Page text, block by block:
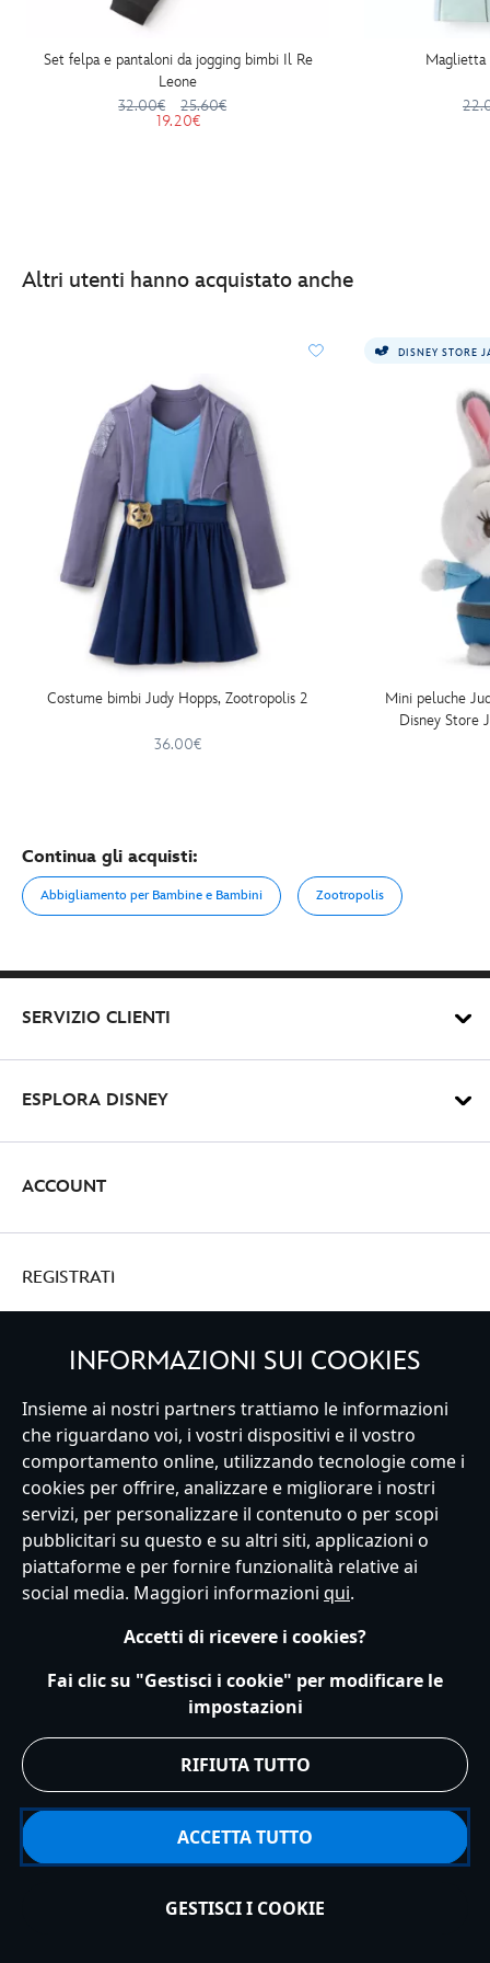
Aggiungi al carrello
Set felpa e pantaloni da jogging bimbi Il Re
Leone
32.00€
25.60€
19.20€
Maglietta
Altri utenti hanno acquistato anche
Costume bimbi Judy Hopps, Zootropolis 2
36.00€
DISNEY STORE
Mini peluche
Disney Store
Continua gli acquisti:
Abbigliamento per Bambine e Bambini Zootropolis
SERVIZIO CLIENTI
ESPLORA DISNEY
ACCOUNT
REGISTRATI
Italy
Servizio Clienti Termini d'Uso Trova Negozio
Mappa del Sito
Normativa Europea sul trattamento dei dati personali
Informativa sulla privacy
Politica dei Cookie
Informativa sulla privacy UE
Termini e Condizioni generali
Gestisci le impostazioni dei Cookies
s172 Statements
INFORMAZIONI SUI COOKIES
Insieme ai nostri partners trattiamo le informazioni
che riguardano voi, i vostri dispositivi e il vostro
comportamento online, utilizzando tecnologie come i
cookies per offrire, analizzare e migliorare i nostri
servizi, per personalizzare il contenuto o per scopi
pubblicitari su questo e su altri siti, applicazioni o
piattaforme e per fornire funzionalità relative ai
social media. Maggiori informazioni qui.
Accetti di ricevere i cookies?
Fai clic su "Gestisci i cookie" per modificare le
impostazioni
RIFIUTA TUTTO
ACCETTA TUTTO
GESTISCI I COOKIE